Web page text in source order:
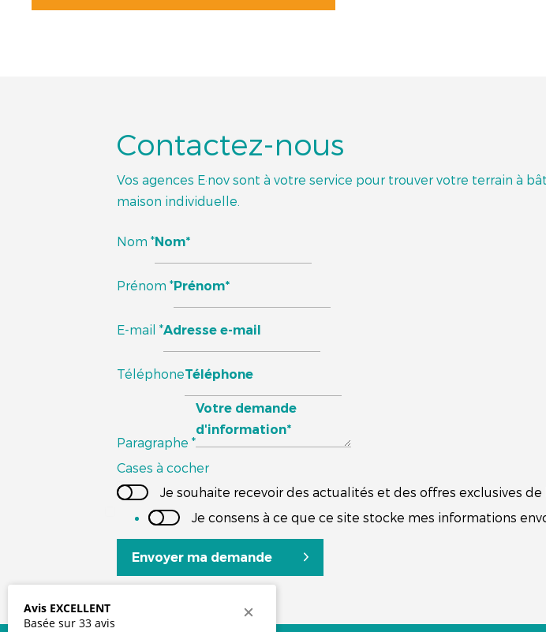
Contactez-nous
Vos agences E·nov sont à votre service pour trouver votre terrain à
maison individuelle.
Nom *
Prénom *
E-mail *
Téléphone
Paragraphe *
Cases à cocher
Je souhaite recevoir des actualités et des offres exclusives de
Je consens à ce que ce site stocke mes informations
Envoyer ma demande
Avis EXCELLENT
Basée sur 33 avis